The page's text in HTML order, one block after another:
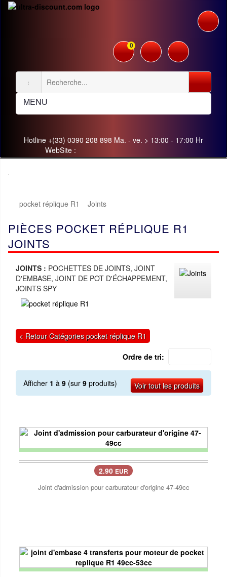
0
MENU
Hotline +(33) 0390 208 898 Ma. - ve. > 13:00 - 17:00 Hr
WebSite :
pocket réplique R1 Joints
PIÈCES POCKET RÉPLIQUE R1
JOINTS
JOINTS : POCHETTES DE JOINTS, JOINT
D'EMBASE, JOINT DE POT D'ÉCHAPPEMENT,
JOINTS SPY
< Retour Catégories pocket réplique R1
Ordre de tri:
Afficher 1 à 9 (sur 9 produits) Voir tout les produits
2.90 EUR
Joint d'admission pour carburateur d'origine 47-49cc